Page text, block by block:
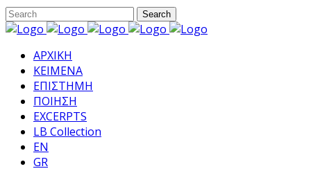
ΑΡΧΙΚΗ
ΚΕΙΜΕΝΑ
ΕΠΙΣΤΗΜΗ
ΠΟΙΗΣΗ
EXCERPTS
LB Collection
EN
GR